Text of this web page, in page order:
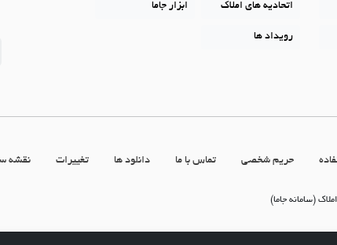
اتحادیه های املاک ابزار جاما
رویداد ها
حریم شخصی تماس با ما دانلود ها تغییرات نقشه